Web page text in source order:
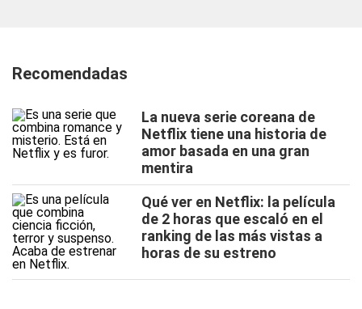
Recomendadas
La nueva serie coreana de
Netflix tiene una historia de
amor basada en una gran
mentira
Qué ver en Netflix: la película
de 2 horas que escaló en el
ranking de las más vistas a
horas de su estreno